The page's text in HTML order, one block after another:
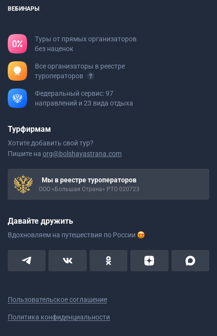
ВЕБИНАРЫ
Туры от прямых организаторов
без наценок
Все организаторы в реестре
туроператоров
Федеральный сервис: 97
направлений и 23 вида отдыха
Турфирмам
Хотите добавить свой тур?
Пишите на org@bolshayastrana.com
Мы в реестре туроператоров
ООО «Большая Страна» РТО 020723
Давайте дружить
Вдохновляем на путешествия по России
Пользовательское соглашение
Политика конфиденциальности